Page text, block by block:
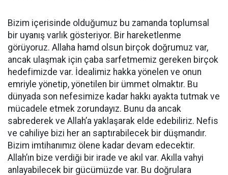
Bizim içerisinde olduğumuz bu zamanda toplumsal
bir uyanış varlık gösteriyor. Bir hareketlenme
görüyoruz. Allaha hamd olsun birçok doğrumuz var,
ancak ulaşmak için çaba sarfetmemiz gereken birçok
hedefimizde var. İdealimiz hakka yönelen ve onun
emriyle yönetip, yönetilen bir ümmet olmaktır. Bu
dünyada son nefesimize kadar hakkı ayakta tutmak ve
mücadele etmek zorundayız. Bunu da ancak
sabrederek ve Allah’a yaklaşarak elde edebiliriz. Nefis
ve cahiliye bizi her an saptırabilecek bir düşmandır.
Bizim imtihanımız ölene kadar devam edecektir.
Allah’ın bize verdiği bir irade ve akıl var. Akılla vahyi
anlayabilecek bir gücümüzde var. Bu doğrulara